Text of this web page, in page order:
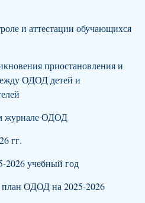
и аттестации обучающихся
приостановления и
ОДОД детей и
журнале ОДОД
гг.
учебный год
ОДОД на 2025-2026